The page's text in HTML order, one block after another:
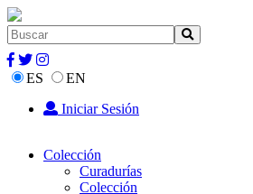
ES
EN
Iniciar Sesión
Colección
Curadurías
Colección